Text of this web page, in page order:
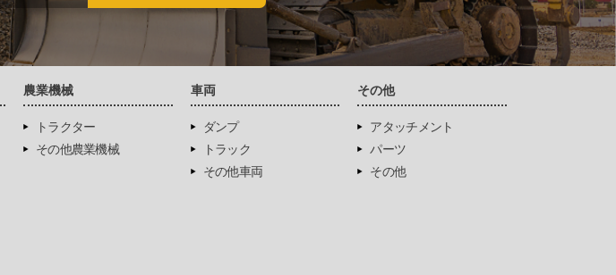
農業機械
トラクター
その他農業機械
車両
ダンプ
トラック
その他車両
その他
アタッチメント
パーツ
その他